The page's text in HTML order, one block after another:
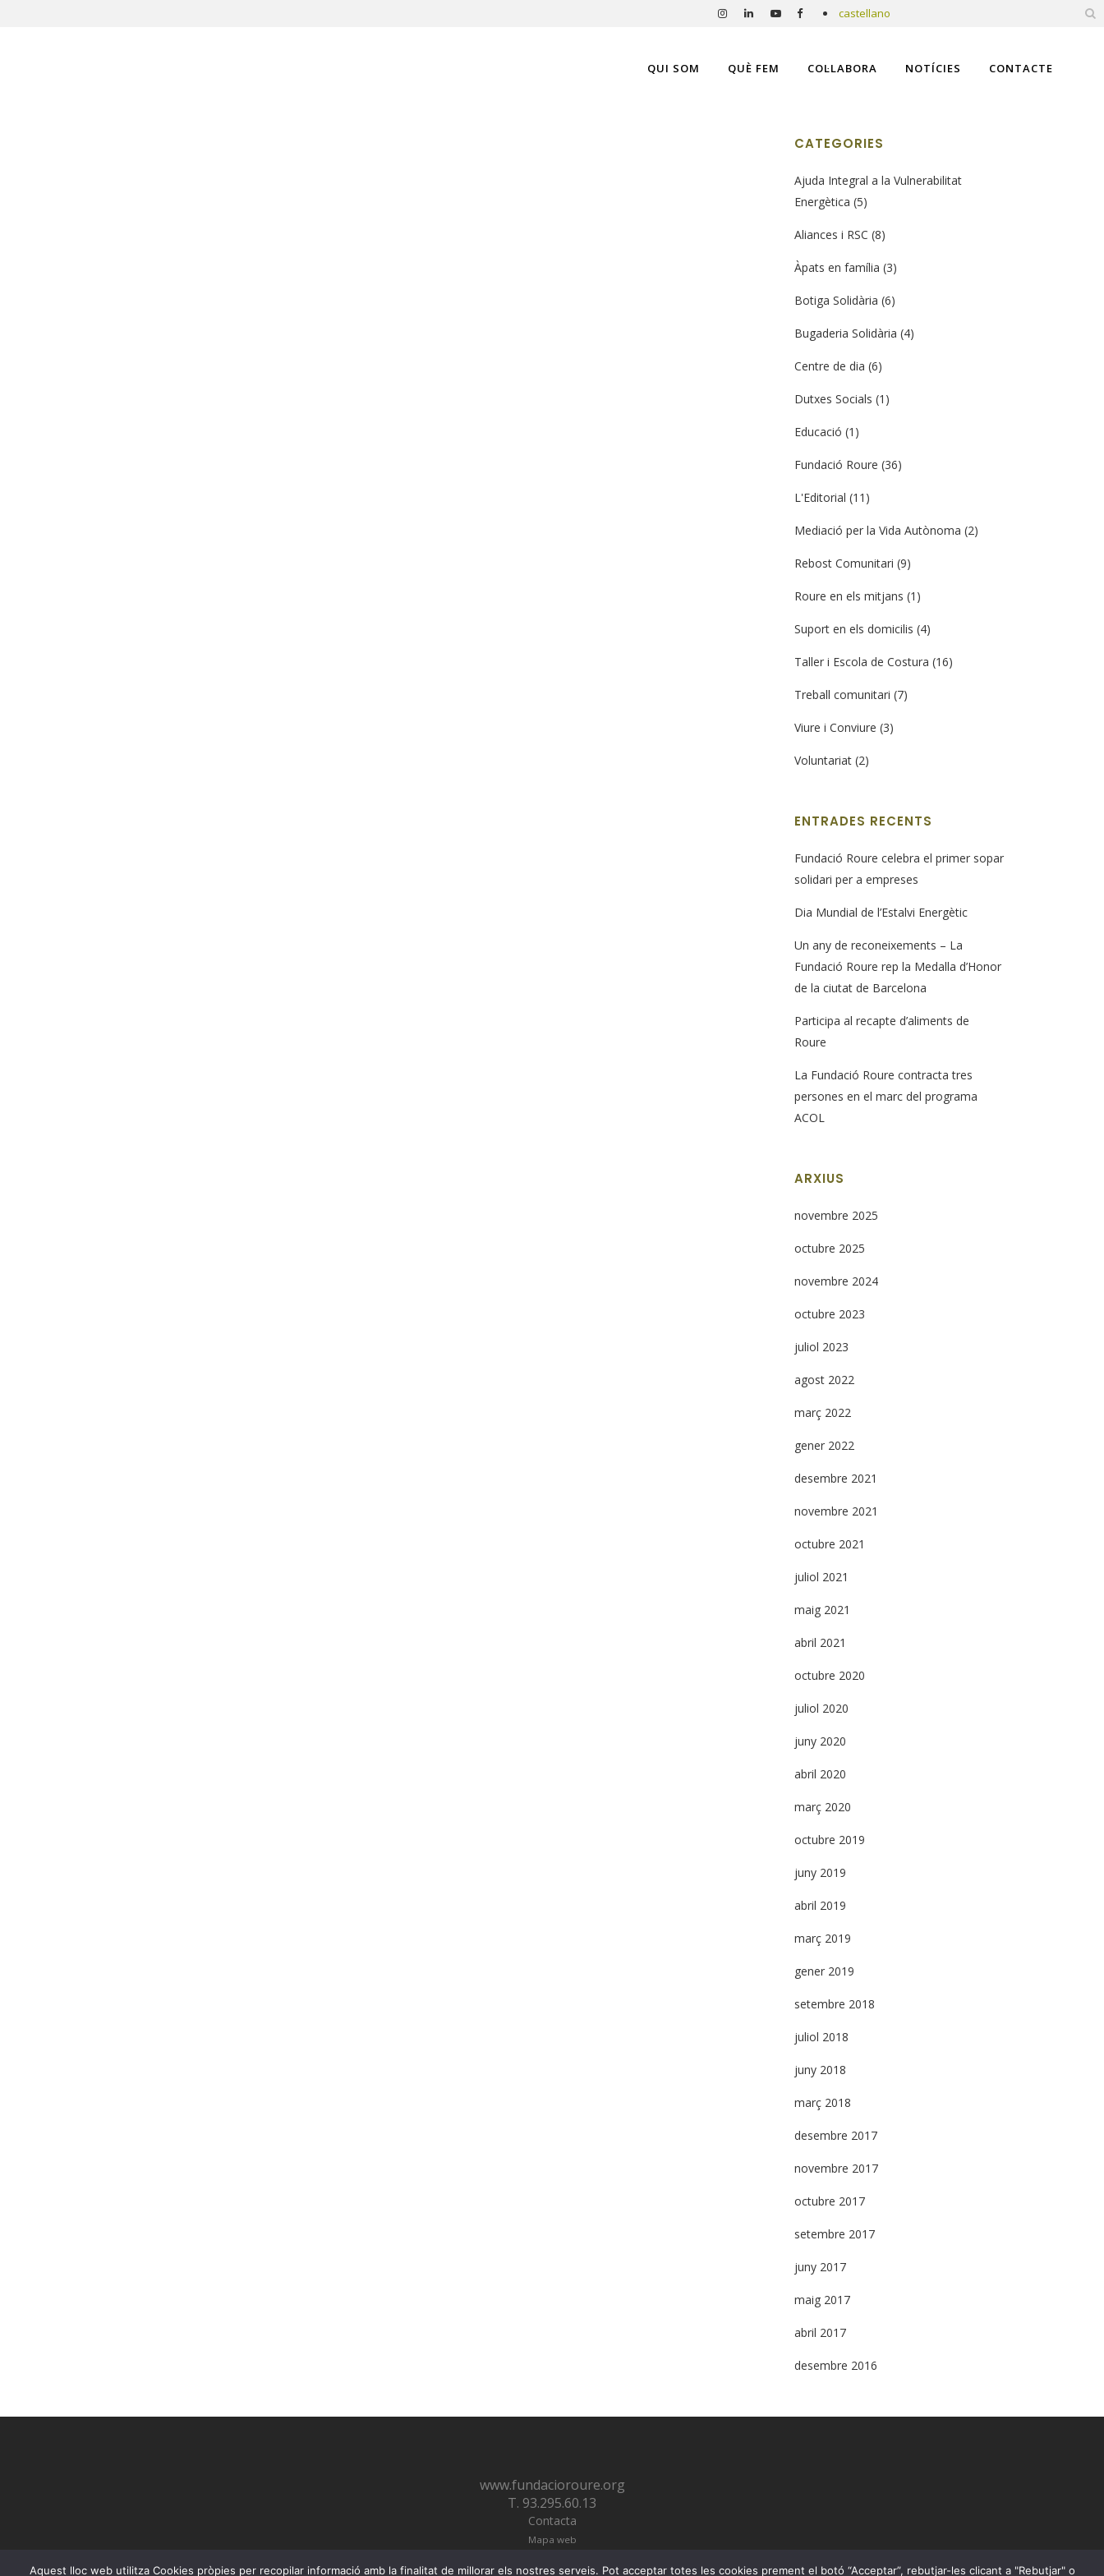
castellano
QUI SOM QUÈ FEM COL·LABORA NOTÍCIES CONTACTE
CATEGORIES
Ajuda Integral a la Vulnerabilitat
Energètica (5)
Aliances i RSC (8)
Àpats en família (3)
Botiga Solidària (6)
Bugaderia Solidària (4)
Centre de dia (6)
Dutxes Socials (1)
Educació (1)
Fundació Roure (36)
L'Editorial (11)
Mediació per la Vida Autònoma (2)
Rebost Comunitari (9)
Roure en els mitjans (1)
Suport en els domicilis (4)
Taller i Escola de Costura (16)
Treball comunitari (7)
Viure i Conviure (3)
Voluntariat (2)
ENTRADES RECENTS
Fundació Roure celebra el primer sopar
solidari per a empreses
Dia Mundial de l’Estalvi Energètic
Un any de reconeixements – La
Fundació Roure rep la Medalla d’Honor
de la ciutat de Barcelona
Participa al recapte d’aliments de
Roure
La Fundació Roure contracta tres
persones en el marc del programa
ACOL
ARXIUS
novembre 2025
octubre 2025
novembre 2024
octubre 2023
juliol 2023
agost 2022
març 2022
gener 2022
desembre 2021
novembre 2021
octubre 2021
juliol 2021
maig 2021
abril 2021
octubre 2020
juliol 2020
juny 2020
abril 2020
març 2020
octubre 2019
juny 2019
abril 2019
març 2019
gener 2019
setembre 2018
juliol 2018
juny 2018
març 2018
desembre 2017
novembre 2017
octubre 2017
setembre 2017
juny 2017
maig 2017
abril 2017
desembre 2016
www.fundacioroure.org
T. 93.295.60.13
Contacta
Mapa web
Aquest lloc web utilitza Cookies pròpies per recopilar informació amb la finalitat de millorar els nostres serveis. Pot acceptar totes les cookies prement el botó “Acceptar”, rebutjar-les clicant a "Rebutjar" o